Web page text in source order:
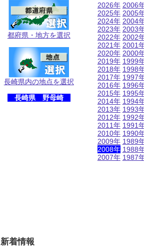
都府県・地方を選択
長崎県内の地点を選択
長崎県 野母崎
2026年
2025年
2024年
2023年
2022年
2021年
2020年
2019年
2018年
2017年
2016年
2015年
2014年
2013年
2012年
2011年
2010年
2009年
2008年
2007年
2006
2005
2004
2003
2002
2001
2000
1999
1998
1997
1996
1995
1994
1993
1992
1991
1990
1989
1988
1987
新着情報